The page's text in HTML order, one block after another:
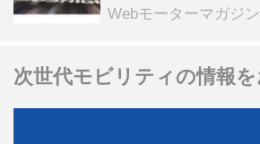
る抽選企画などを展
Webモーターマガジ
次世代モビリティの情報